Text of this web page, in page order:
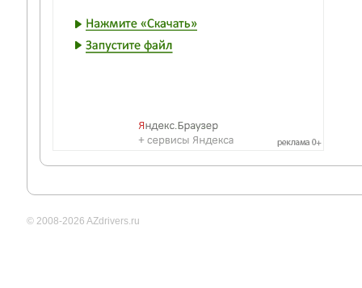
© 2008-2026 AZdrivers.ru